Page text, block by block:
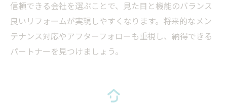
信頼できる会社を選ぶことで、見た目と機能のバランス
良いリフォームが実現しやすくなります。将来的なメン
テナンス対応やアフターフォローも重視し、納得できる
パートナーを見つけましょう。